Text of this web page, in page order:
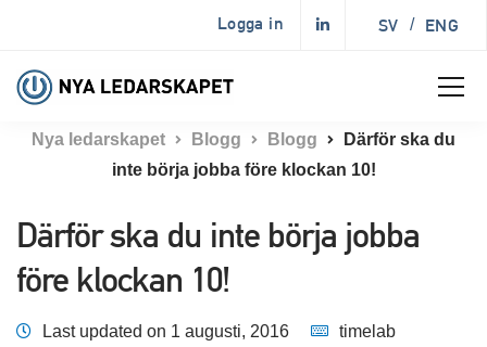
Logga in SV / ENG
Nya ledarskapet Blogg Blogg
Därför ska du
inte börja jobba före klockan 10!
Därför ska du inte börja jobba
före klockan 10!
Last updated on 1 augusti, 2016
timelab